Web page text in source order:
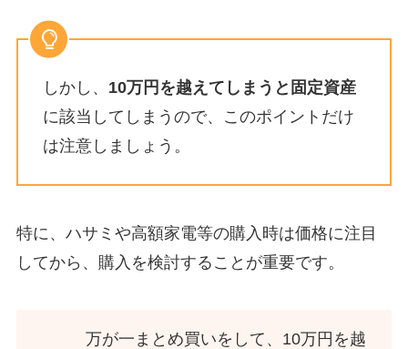
しかし、 10万円を越えてしまうと固定資産
に該当してしまうので、このポイントだけ
は注意しましょう。
特に、ハサミや高額家電等の購入時は価格に注目
してから、購入を検討することが重要です。
万が一まとめ買いをして、10万円を越